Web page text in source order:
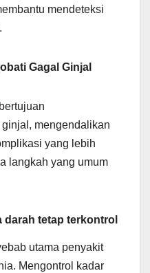
mendeteksi
Gagal Ginjal
bertujuan
mengendalikan
yang lebih
langkah yang umum
darah tetap terkontrol
utama penyakit
Mengontrol kadar